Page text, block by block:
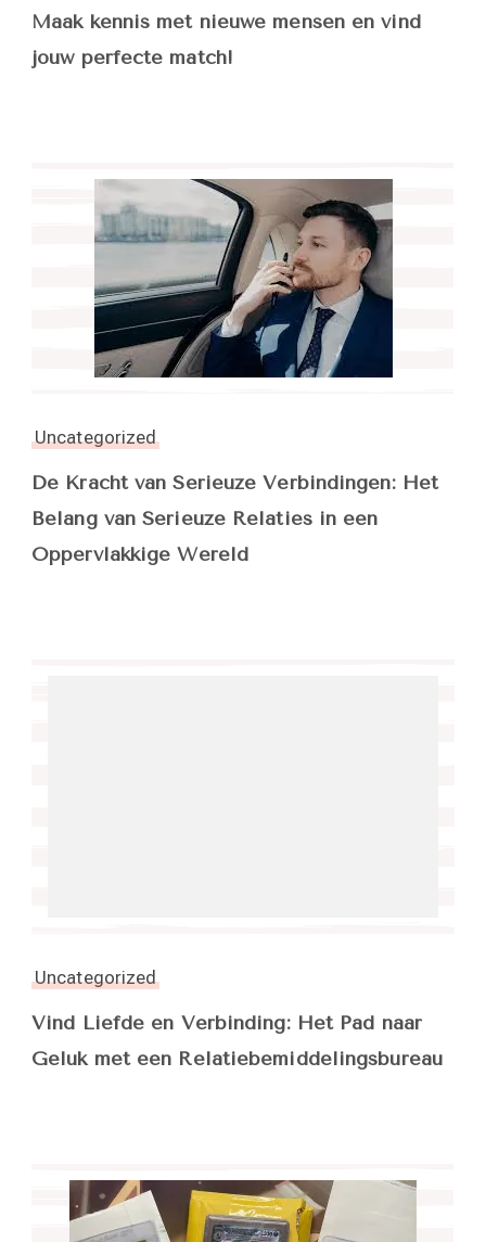
Maak kennis met nieuwe mensen en vind
jouw perfecte match!
Uncategorized
De Kracht van Serieuze Verbindingen: Het
Belang van Serieuze Relaties in een
Oppervlakkige Wereld
Uncategorized
Vind Liefde en Verbinding: Het Pad naar
Geluk met een Relatiebemiddelingsbureau